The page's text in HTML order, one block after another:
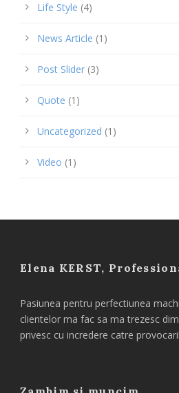
Life Style (4)
News Article (1)
Post Slider (3)
Quote (1)
Uncategorized (1)
Video (1)
Elena KERST,
Pasiunea pentru perfectiunea
clientelor ma fac sa ma trezesc
privesc cu incredere catre